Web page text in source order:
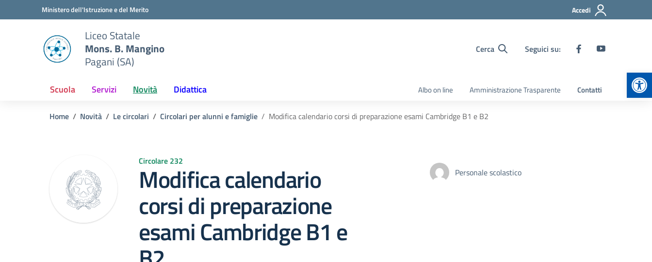
Vai ai contenuti
Vai al menu di navigazioneMinistero dell'Istruzione e del Merito Accedi
Liceo Statale
Mons. B. Mangino
Pagani (SA)
Cerca Seguici su:
Scuola Servizi Novità Didattica Albo on line Amministrazione Trasparente Contatti
Home Novità Le circolari Circolari per alunni e famiglie Modifica calendario corsi di preparazione esami Cambridge B1 e B2
Circolare 232
Modifica calendario
corsi di preparazione
esami Cambridge B1 e
Personale scolastico